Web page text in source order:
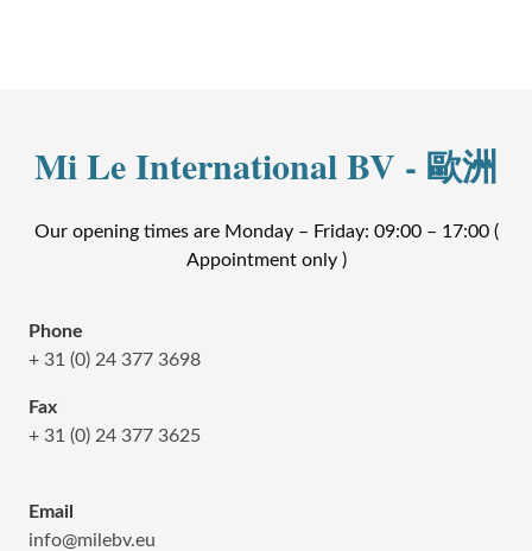
Mi Le International BV - 歐洲
Our opening times are Monday – Friday: 09:00 – 17:00 (
Appointment only )
Phone
+ 31 (0) 24 377 3698
Fax
+ 31 (0) 24 377 3625
Email
info@milebv.eu